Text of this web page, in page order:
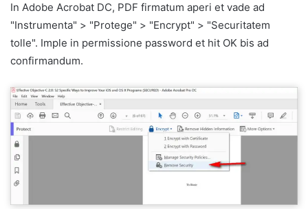
In Adobe Acrobat DC, PDF firmatum aperi et vade ad
"Instrumenta" > "Protege" > "Encrypt" > "Securitatem
tolle". Imple in permissione password et hit OK bis ad
confirmandum.